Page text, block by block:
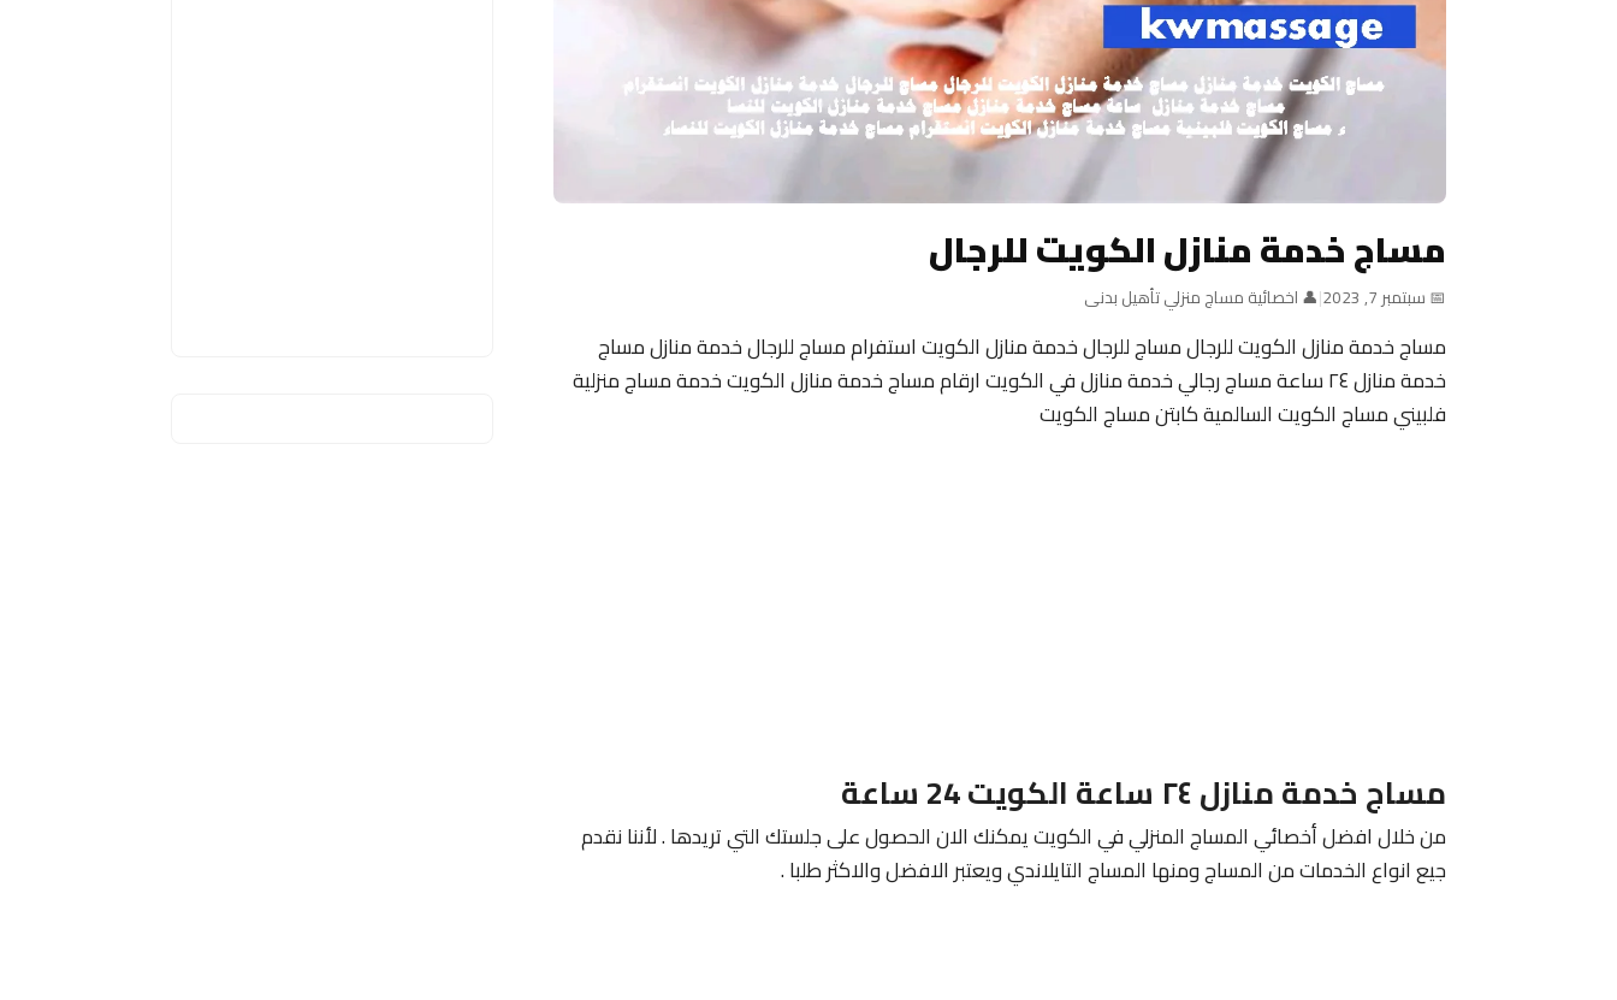
مساج خدمة منازل الكويت للرجال
📅 سبتمبر 7, 2023 |👤 اخصائية مساج منزلي تأهيل بدنى
مساج خدمة منازل الكويت للرجال مساج للرجال خدمة منازل الكويت استفرام مساج للرجال خدمة منازل مساج
خدمة منازل ٢٤ ساعة مساج رجالي خدمة منازل في الكويت ارقام مساج خدمة منازل الكويت خدمة مساج منزلية
فلبيني مساج الكويت السالمية كابتن مساج الكويت
مساج خدمة منازل ٢٤ ساعة الكويت 24 ساعة
من خلال افضل أخصائي المساج المنزلي في الكويت يمكنك الان الحصول على جلستك التي تريدها . لأننا نقدم
جيع انواع الخدمات من المساج ومنها المساج التايلاندي ويعتبر الافضل والاكثر طلبا .